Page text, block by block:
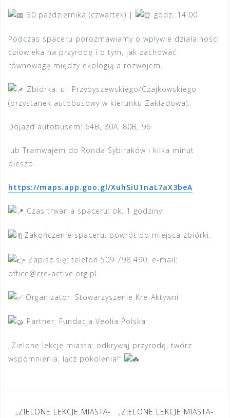
30 października (czwartek) | godz. 14:00
Podczas spaceru porozmawiamy o wpływie działalności
człowieka na przyrodę i o tym, jak zachować
równowagę między ekologią a rozwojem.
Zbiórka: ul. Przybyszewskiego/Czajkowskiego
(przystanek autobusowy w kierunku Zakładowa).
Dojazd autobusem: 64B, 80A, 80B, 96
lub Tramwajem do Ronda Sybiraków i kilka minut
pieszo.
https://maps.app.goo.gl/XuhSiU1naL7aX3beA
Czas trwania spaceru: ok. 1 godziny
Zakończenie spaceru: powrót do miejsca zbiórki.
Zapisz się: telefon 509 798 490, e-mail:
office@cre-active.org.pl
Organizator: Stowarzyszenie Kre-Aktywni
Partner: Fundacja Veolia Polska
„Zielone lekcje miasta: odkrywaj przyrodę, twórz
wspomnienia, łącz pokolenia!”
Nawigacja
„ZIELONE LEKCJE MIASTA- „ZIELONE LEKCJE MIASTA-